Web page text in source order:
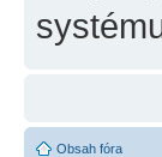
Obsah fóra